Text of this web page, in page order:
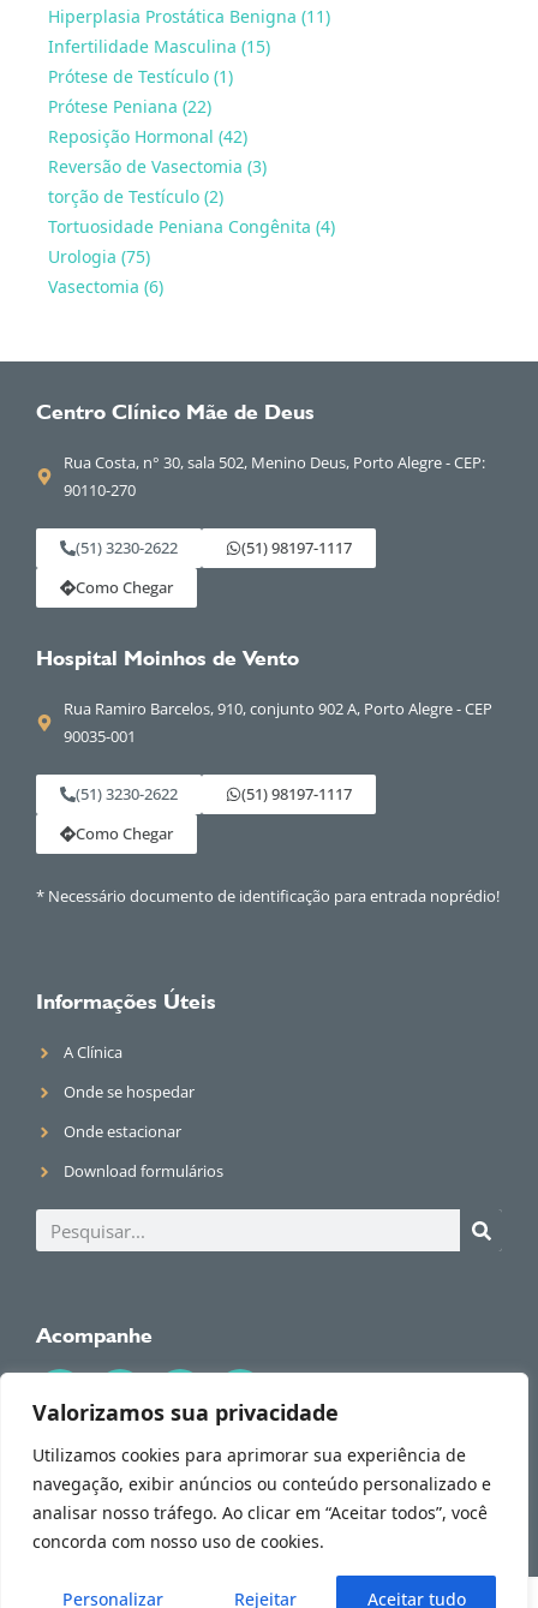
Valorizamos sua privacidade
Utilizamos cookies para aprimorar sua experiência de
navegação, exibir anúncios ou conteúdo personalizado e
analisar nosso tráfego. Ao clicar em “Aceitar todos”, você
concorda com nosso uso de cookies.
Personalizar Rejeitar Aceitar tudo
Hiperplasia Prostática Benigna (11)
Infertilidade Masculina (15)
Prótese de Testículo (1)
Prótese Peniana (22)
Reposição Hormonal (42)
Reversão de Vasectomia (3)
torção de Testículo (2)
Tortuosidade Peniana Congênita (4)
Urologia (75)
Vasectomia (6)
Centro Clínico Mãe de Deus
Rua Costa, n° 30, sala 502, Menino Deus, Porto Alegre - CEP:
90110-270
(51) 3230-2622
(51) 98197-1117
Como Chegar
Hospital Moinhos de Vento
Rua Ramiro Barcelos, 910, conjunto 902 A, Porto Alegre - CEP
90035-001
(51) 3230-2622
(51) 98197-1117
Como Chegar
* Necessário documento de identificação para entrada noprédio!
Informações Úteis
A Clínica
Onde se hospedar
Onde estacionar
Download formulários
Acompanhe
© 2026 Dr. Alessandro Rossol. Todos os direitos reservados.
Política de Privacidade
Tire todas suas dúvidas conosco!